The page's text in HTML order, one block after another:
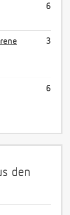
6
3
6
den